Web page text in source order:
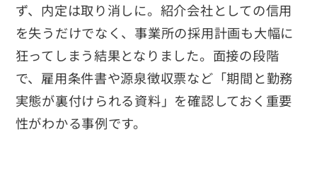
ず、内定は取り消しに。紹介会社としての信用
を失うだけでなく、事業所の採用計画も大幅に
狂ってしまう結果となりました。面接の段階
で、雇用条件書や源泉徴収票など「期間と勤務
実態が裏付けられる資料」を確認しておく重要
性がわかる事例です。